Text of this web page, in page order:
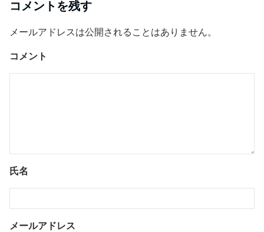
コメントを残す
メールアドレスは公開されることはありません。
コメント
氏名
メールアドレス